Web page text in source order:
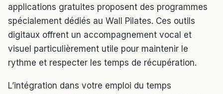
applications gratuites proposent des programmes
spécialement dédiés au Wall Pilates. Ces outils
digitaux offrent un accompagnement vocal et
visuel particulièrement utile pour maintenir le
rythme et respecter les temps de récupération.
L’intégration dans votre emploi du temps